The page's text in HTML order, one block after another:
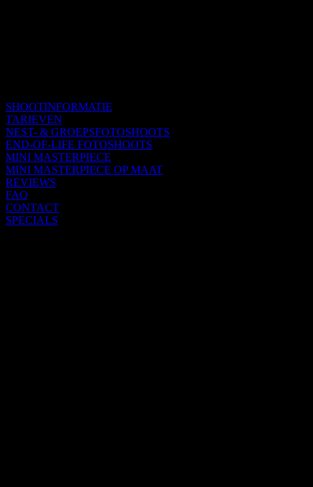
SHOOTINFORMATIE
TARIEVEN
NEST- & GROEPSFOTOSHOOTS
END-OF-LIFE FOTOSHOOTS
MINI MASTERPIECE
MINI MASTERPIECE OP MAAT
REVIEWS
FAQ
CONTACT
SPECIALS